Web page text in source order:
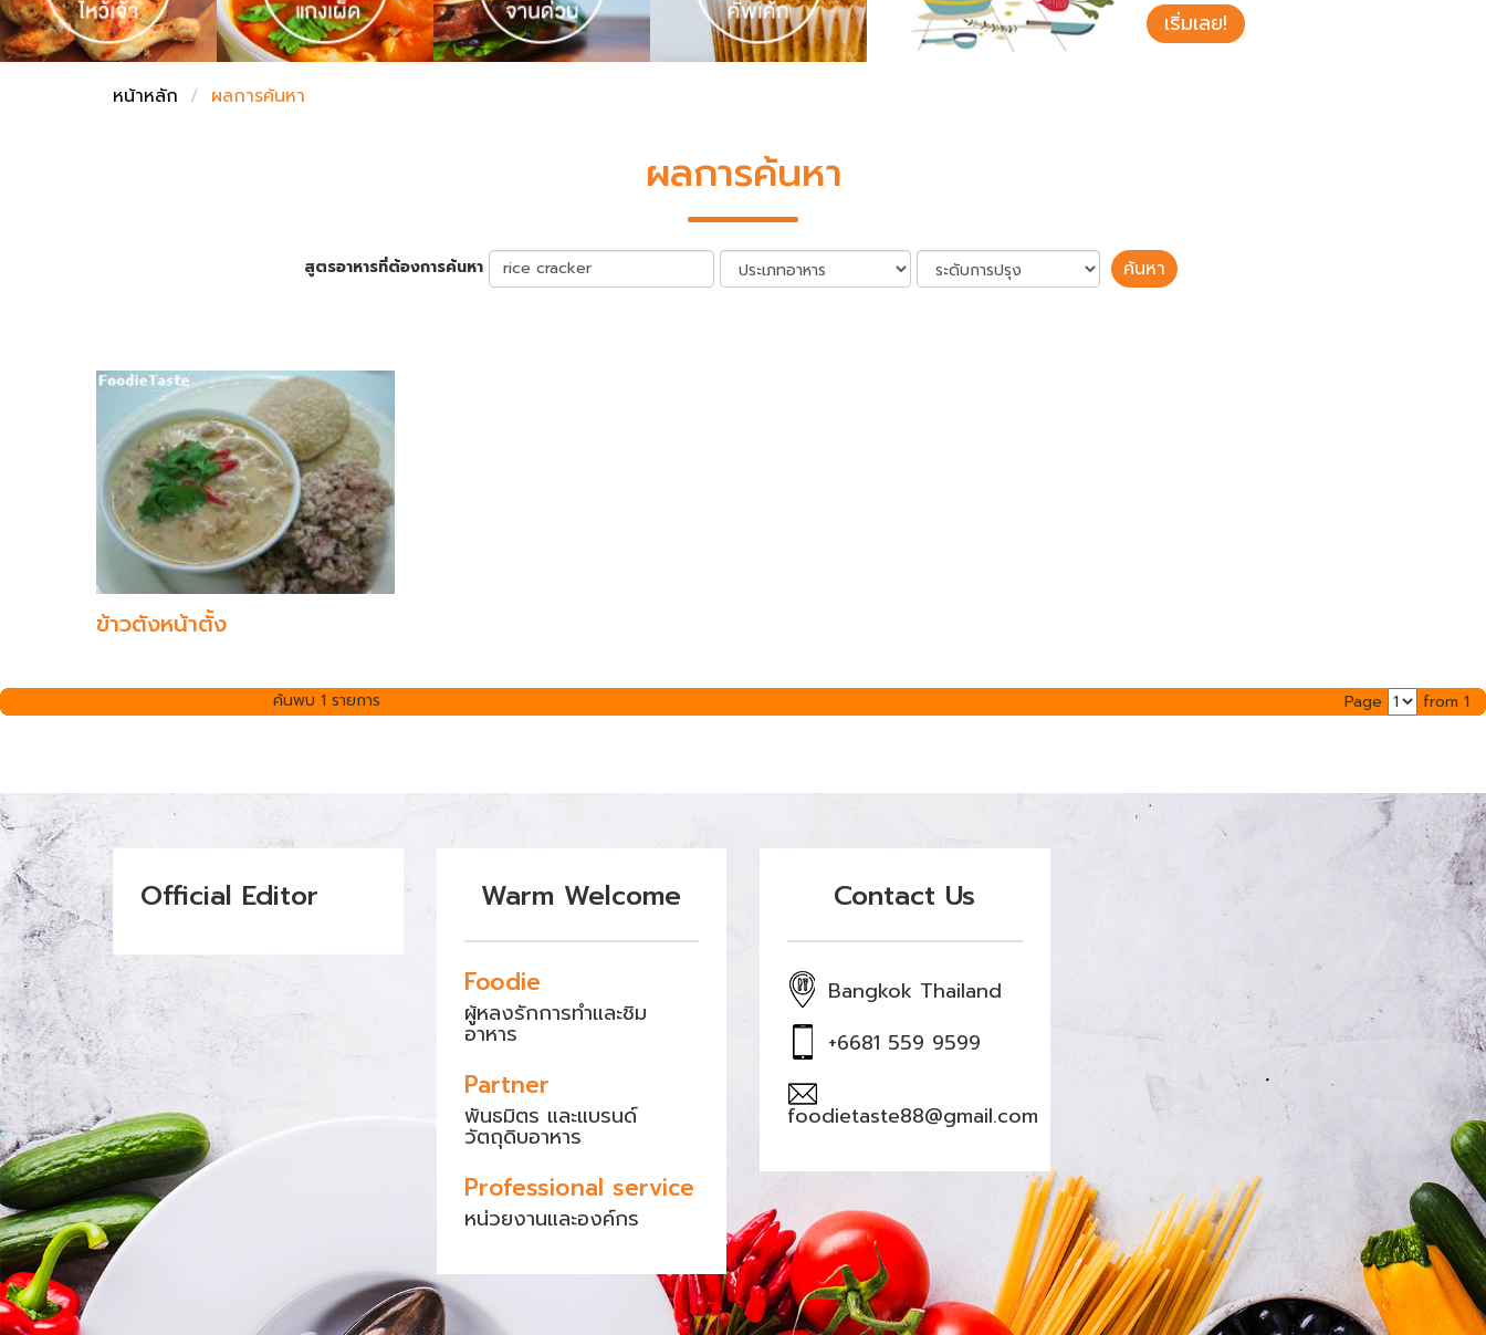
เริ่มเลย!
หน้าหลัก ผลการค้นหา
ผลการค้นหา
สูตรอาหารที่ต้องการค้นหา ค้นหา
ข้าวตังหน้าตั้ง
ค้นพบ 1 รายการ Page from 1
Official Editor Warm Welcome
Foodie
ผู้หลงรักการทำและชิม
อาหาร
Partner
พันธมิตร และแบรนด์
วัตถุดิบอาหาร
Professional service
หน่วยงานและองค์กร
Contact Us
Bangkok Thailand
+6681 559 9599
foodietaste88@gmail.com